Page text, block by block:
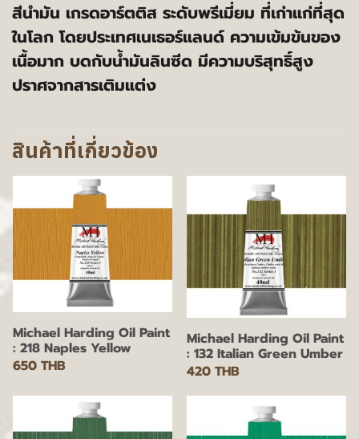
สีนำมัน เกรดอาร์ตติส ระดับพรีเมี่ยม ที่เก่าแก่ที่สุด
ในโลก โดยประเทศเนเธอร์แลนด์ ความเข้มข้นของ
เนื้อมาก บดกับน้ำมันลินซีด มีความบริสุทธิ์สูง
ปราศจากสารเติมแต่ง
สินค้าที่เกี่ยวข้อง
Michael Harding Oil Paint
: 218 Naples Yellow
650 THB
Michael Harding Oil Paint
: 132 Italian Green Umber
420 THB